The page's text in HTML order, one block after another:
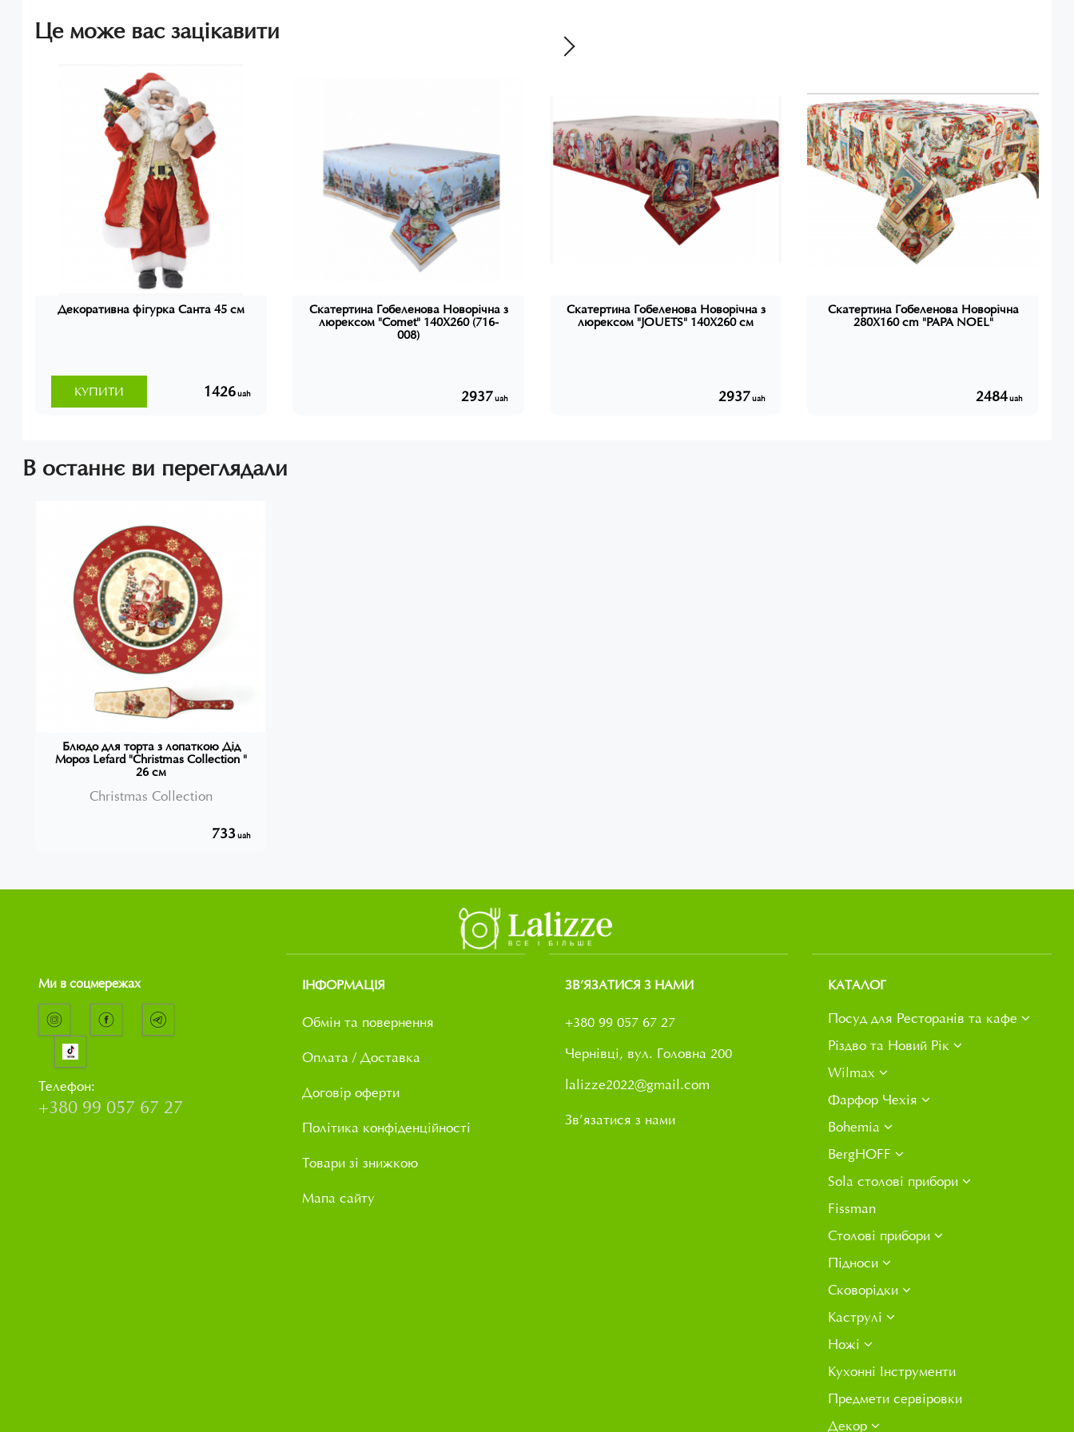
матеріалу, що забезпечує його довговічність та стійкість. Дизайн
Нехай ваші різдвяні свята будуть смачними та неповторними з
блюдом для торта з лопаткою "CHRISTMAS" від Діда Мороза
LEFARD. Оберіть якість та вражайте своїх гостей незабутніми
смаками та елегантним сервіруванням.
Це може вас зацікавити
Декоративна фігурка Санта 45 см
1426uah
КУПИТИ
Скатертина Гобеленова Новорічна з
люрексом "Comet" 140Х260 (716-
008)
2937uah
Скатертина Гобеленова Новорічна з
люрексом "JOUETS" 140Х260 см
2937uah
Скатертина Гобеленова Новорічна
280X160 cm "PAPA NOEL"
2484uah
В останнє ви переглядали
Блюдо для торта з лопаткою Дід
Мороз Lefard "Christmas Collection "
26 см
Christmas Collection
733 uah
Ми в соцмережах
Телефон:
+380 99 057 67 27
ІНФОРМАЦІЯ
Обмін та повернення
Оплата / Доставка
Договір оферти
Політика конфіденційності
Товари зі знижкою
Мапа сайту
ЗВ’ЯЗАТИСЯ З НАМИ
+380 99 057 67 27
Чернівці, вул. Головна 200
lalizze2022@gmail.com
Зв’язатися з нами
КАТАЛОГ
Посуд для Ресторанів та кафе
Різдво та Новий Рік
Wilmax
Фарфор Чехія
Bohemia
BergHOFF
Sola столові прибори
Fissman
Столові прибори
Підноси
Сковорідки
Каструлі
Ножі
Кухонні Інструменти
Предмети сервіровки
Декор